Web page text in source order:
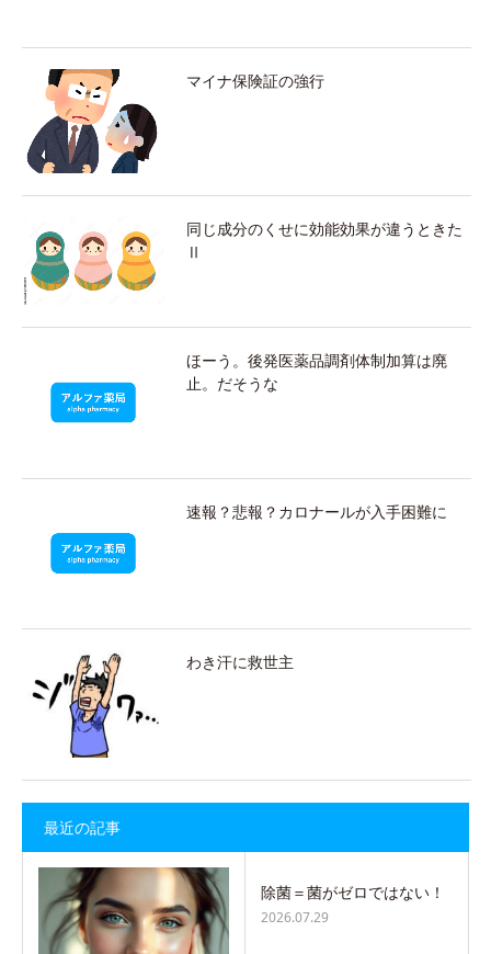
マイナ保険証の強行
同じ成分のくせに効能効果が違うときた
Ⅱ
ほーう。後発医薬品調剤体制加算は廃
止。だそうな
速報？悲報？カロナールが入手困難に
わき汗に救世主
最近の記事
除菌＝菌がゼロではない！
2026.07.29